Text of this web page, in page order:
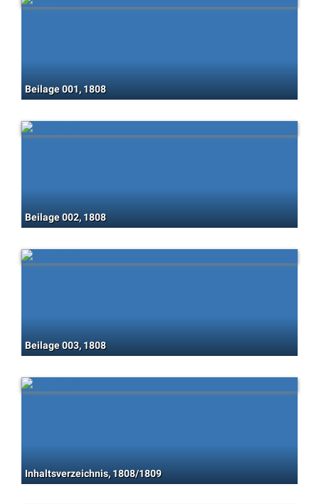
Beilage 001, 1808
Beilage 002, 1808
Beilage 003, 1808
Inhaltsverzeichnis, 1808/1809